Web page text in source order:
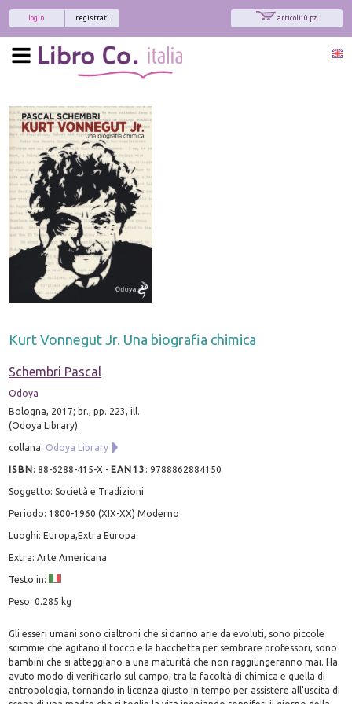
articoli: 0 pz.
registrati
login
Kurt Vonnegut Jr. Una biografia chimica
Schembri Pascal
Odoya
Bologna, 2017; br., pp. 223, ill.
(Odoya Library).
collana: Odoya Library
ISBN:88-6288-415-X - EAN13 :9788862884150
Soggetto: Società e Tradizioni
Periodo: 1800-1960 (XIX-XX) Moderno
Luoghi: Europa,Extra Europa
Extra: Arte Americana
Testo in:
Peso: 0.285 kg
Gli esseri umani sono cialtroni che si danno arie da evoluti, sono piccole
scimmie che agitano il tocco e la bacchetta per sembrare professori, sono
bambini che si atteggiano a una maturità che non raggiungeranno mai. Ha
avuto modo di verificarlo sul campo, tra la facoltà di chimica e quella di
antropologia, tornando in licenza giusto in tempo per assistere all'uscita di